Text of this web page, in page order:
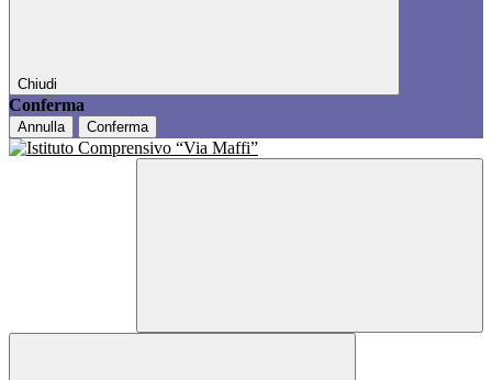
Chiudi
Conferma
Annulla Conferma